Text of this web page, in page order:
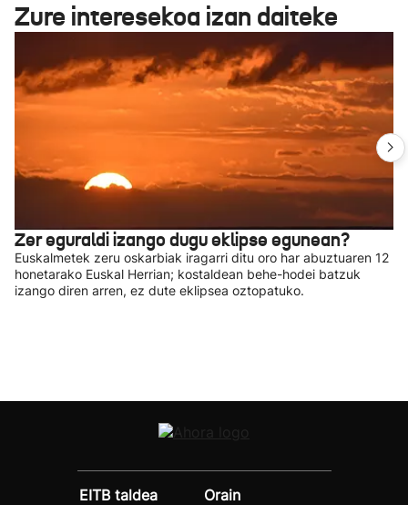
Zure interesekoa izan daiteke
Zer eguraldi izango dugu eklipse egunean?
Euskalmetek zeru oskarbiak iragarri ditu oro har abuztuaren 12
honetarako Euskal Herrian; kostaldean behe-hodei batzuk
izango diren arren, ez dute eklipsea oztopatuko.
EITB taldea
Orain